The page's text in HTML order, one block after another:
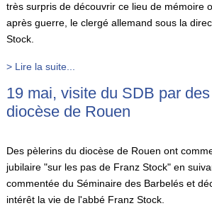
très surpris de découvrir ce lieu de mémoire
après guerre, le clergé allemand sous la
Stock.
> Lire la suite...
19 mai, visite du SDB par
diocèse de Rouen
Des pèlerins du diocèse de Rouen ont
jubilaire "sur les pas de Franz Stock" en
commentée du Séminaire des Barbelés et
intérêt la vie de l'abbé Franz Stock.